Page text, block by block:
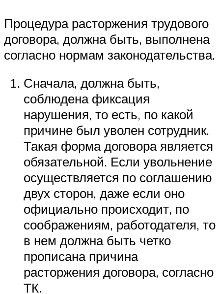
Процедура расторжения трудового
договора, должна быть, выполнена
согласно нормам законодательства.
Сначала, должна быть,
соблюдена фиксация
нарушения, то есть, по какой
причине был уволен сотрудник.
Такая форма договора является
обязательной. Если увольнение
осуществляется по соглашению
двух сторон, даже если оно
официально происходит, по
соображениям, работодателя, то
в нем должна быть четко
прописана причина
расторжения договора, согласно
ТК.